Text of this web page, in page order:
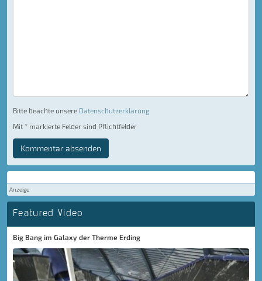
Bitte beachte unsere Datenschutzerklärung
Mit * markierte Felder sind Pflichtfelder
Kommentar absenden
Anzeige
Featured Video
Big Bang im Galaxy der Therme Erding